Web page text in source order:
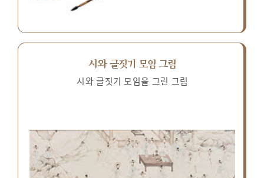
시와 글짓기 모임 그림
시와 글짓기 모임을 그린 그림